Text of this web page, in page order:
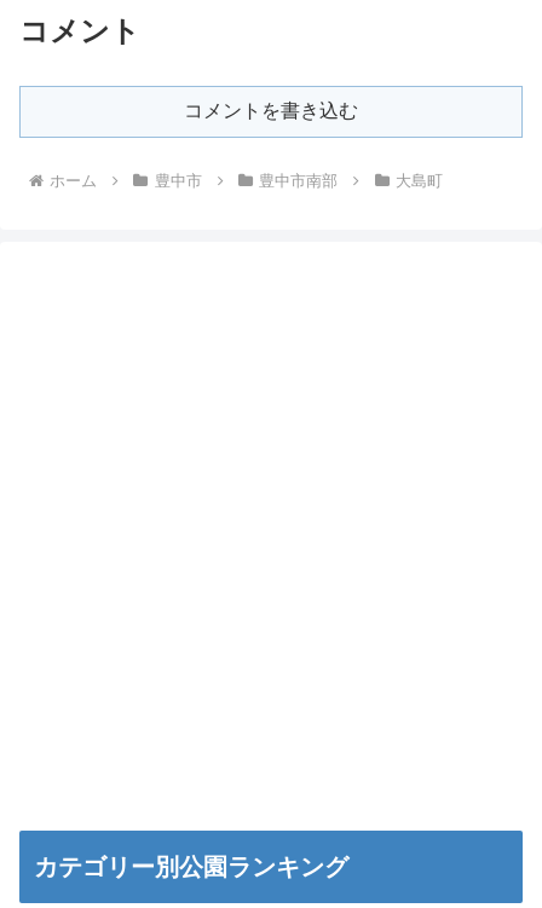
コメント
コメントを書き込む
ホーム 豊中市 豊中市南部 大島町
カテゴリー別公園ランキング